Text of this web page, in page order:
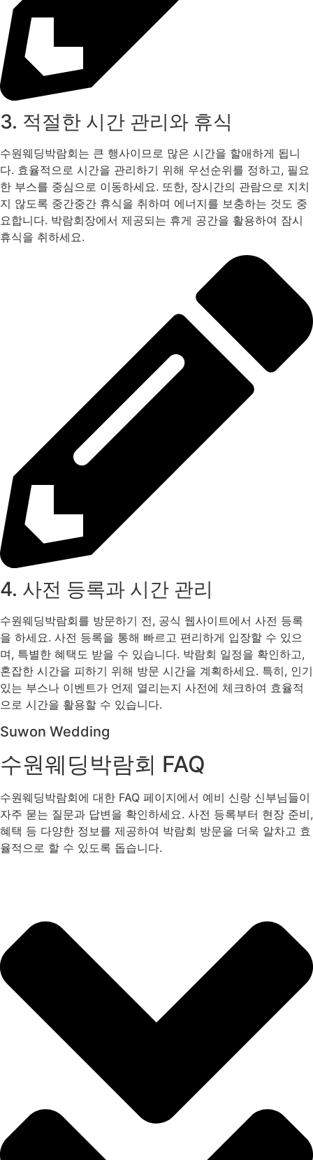
3. 적절한 시간 관리와 휴식
수원웨딩박람회는 큰 행사이므로 많은 시간을 할애하게 됩니
다. 효율적으로 시간을 관리하기 위해 우선순위를 정하고, 필요
한 부스를 중심으로 이동하세요. 또한, 장시간의 관람으로 지치
지 않도록 중간중간 휴식을 취하며 에너지를 보충하는 것도 중
요합니다. 박람회장에서 제공되는 휴게 공간을 활용하여 잠시
휴식을 취하세요.
4. 사전 등록과 시간 관리
수원웨딩박람회를 방문하기 전, 공식 웹사이트에서 사전 등록
을 하세요. 사전 등록을 통해 빠르고 편리하게 입장할 수 있으
며, 특별한 혜택도 받을 수 있습니다. 박람회 일정을 확인하고,
혼잡한 시간을 피하기 위해 방문 시간을 계획하세요. 특히, 인기
있는 부스나 이벤트가 언제 열리는지 사전에 체크하여 효율적
으로 시간을 활용할 수 있습니다.
Suwon Wedding
수원웨딩박람회 FAQ
수원웨딩박람회에 대한 FAQ 페이지에서 예비 신랑 신부님들이
자주 묻는 질문과 답변을 확인하세요. 사전 등록부터 현장 준비,
혜택 등 다양한 정보를 제공하여 박람회 방문을 더욱 알차고 효
율적으로 할 수 있도록 돕습니다.